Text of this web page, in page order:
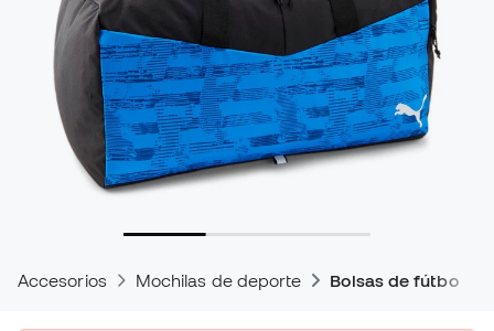
Accesorios Mochilas de deporte Bolsas de fútbol